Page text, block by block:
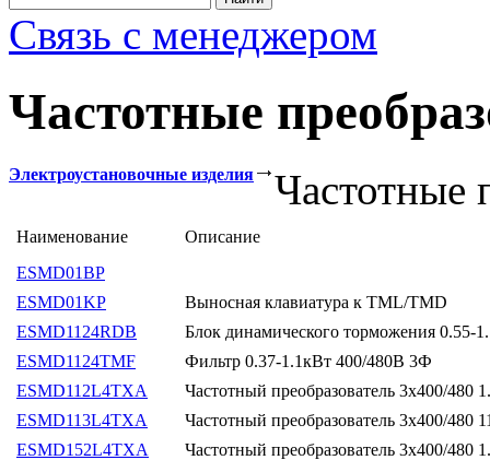
Связь с менеджером
Частотные
Электроустановочные изделия Частотные
Наименование
Описание
ESMD01BP
ESMD01KP
Выносная клавиатура к TML/TMD
ESMD1124RDB
Блок динамического торможения 0.55-
ESMD1124TMF
Фильтр 0.37-1.1кВт 400/480В 3Ф
ESMD112L4TXA
Частотный преобразователь 3х400/480
ESMD113L4TXA
Частотный преобразователь 3х400/480
ESMD152L4TXA
Частотный преобразователь 3х400/480